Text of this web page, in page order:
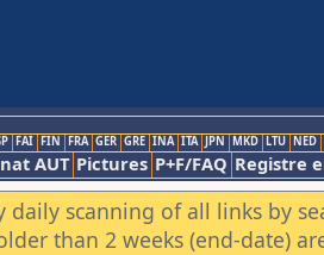
FAI FIN FRA GER GRE INA ITA JPN MKD LTU NED
AUT Pictures P+F/FAQ Registre
daily scanning of all links by
than 2 weeks (end-date)